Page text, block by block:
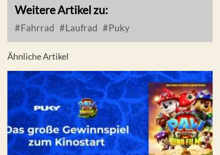
Weitere Artikel zu:
Fahrrad Laufrad Puky
Ähnliche Artikel